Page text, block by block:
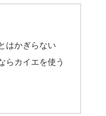
はかぎらない
らカイエを使う